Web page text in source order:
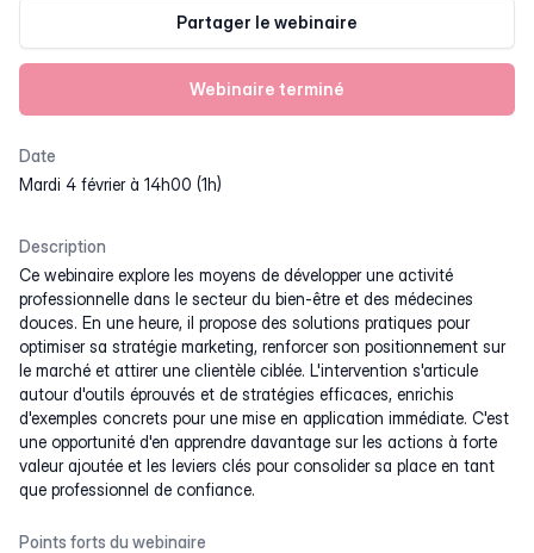
Partager le webinaire
Webinaire terminé
Date
mardi 4 février à 14h00 (1h)
Description
Ce webinaire explore les moyens de développer une activité
professionnelle dans le secteur du bien-être et des médecines
douces. En une heure, il propose des solutions pratiques pour
optimiser sa stratégie marketing, renforcer son positionnement sur
le marché et attirer une clientèle ciblée. L'intervention s'articule
autour d'outils éprouvés et de stratégies efficaces, enrichis
d'exemples concrets pour une mise en application immédiate. C'est
une opportunité d'en apprendre davantage sur les actions à forte
valeur ajoutée et les leviers clés pour consolider sa place en tant
que professionnel de confiance.
Points forts du webinaire